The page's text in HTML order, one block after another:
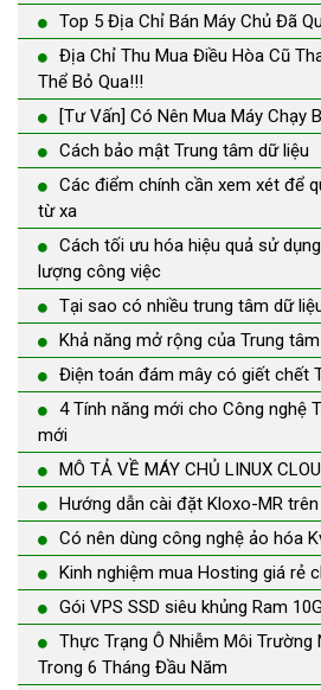
Top 5 Địa Chỉ Bán Máy Chủ Đã
Địa Chỉ Thu Mua Điều Hòa Cũ
Thể Bỏ Qua!!!
[Tư Vấn] Có Nên Mua Máy Chạy
Cách bảo mật Trung tâm dữ liệu
Các điểm chính cần xem xét để
từ xa
Cách tối ưu hóa hiệu quả sử
lượng công việc
Tại sao có nhiều trung tâm dữ
Khả năng mở rộng của Trung
Điện toán đám mây có giết chết
4 Tính năng mới cho Công nghệ
mới
MÔ TẢ VỀ MÁY CHỦ LINUX
Hướng dẫn cài đặt Kloxo-MR trên
Có nên dùng công nghệ ảo hóa
Kinh nghiệm mua Hosting giá rẻ
Gói VPS SSD siêu khủng Ram
Thực Trạng Ô Nhiễm Môi Trường
Trong 6 Tháng Đầu Năm